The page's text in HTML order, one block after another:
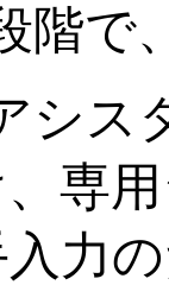
階で
シス
専
力